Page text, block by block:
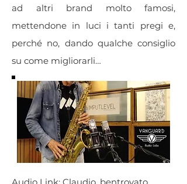
ad altri brand molto famosi,
mettendone in luci i tanti pregi e,
perché no, dando qualche consiglio
su come migliorarli…